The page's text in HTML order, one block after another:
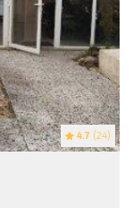
4.7 (24)